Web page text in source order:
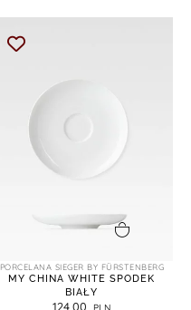
PORCELANA SIEGER BY FÜRSTENBERG
MY CHINA WHITE SPODEK
BIAŁY
124,00